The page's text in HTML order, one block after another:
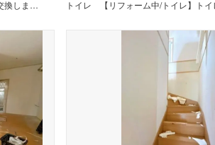
【リフォーム中/浴室】浴室は新品に交換します。 トイレ